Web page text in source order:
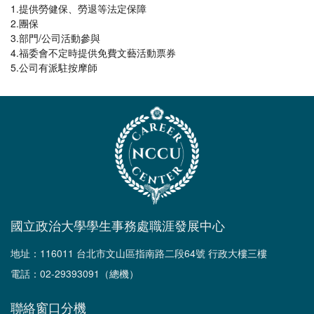
1.提供勞健保、勞退等法定保障
2.團保
3.部門/公司活動參與
4.福委會不定時提供免費文藝活動票券
5.公司有派駐按摩師
國立政治大學學生事務處職涯發展中心
地址：116011 台北市文山區指南路二段64號 行政大樓三樓
電話：02-29393091（總機）
聯絡窗口分機